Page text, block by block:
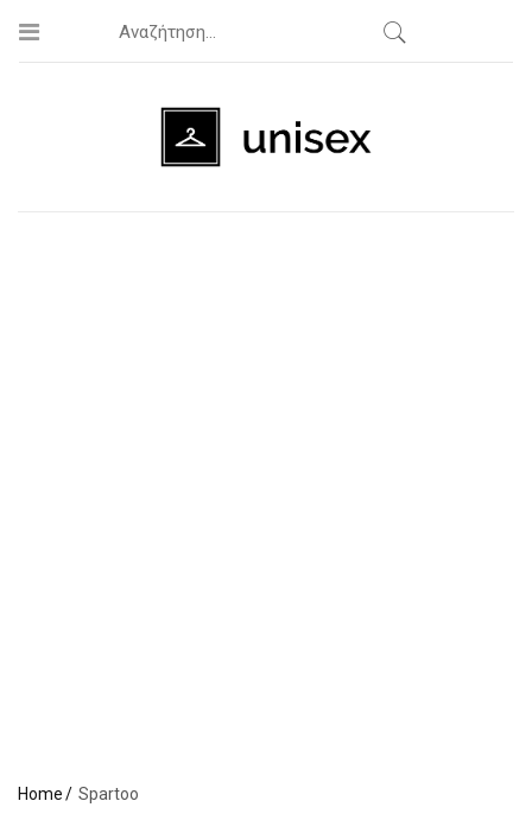
Home Spartoo